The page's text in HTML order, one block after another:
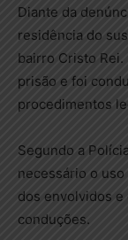
Diante da
residência do
bairro Cristo
prisão e foi
procedimentos
Segundo a
necessário o
dos envolvidos
conduções.